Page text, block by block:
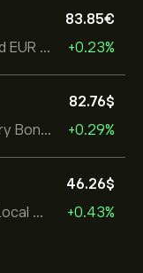
iShares Global Corp Bond EUR Hedged UCITS ETF Dist
83.85‎€‎
+0.23%
iShares 20+ Year Treasury Bond ETF
82.76‎$‎
+0.29%
iShares J.P. Morgan EM Local Govt Bond UCITS ETF
46.26‎$‎
+0.43%